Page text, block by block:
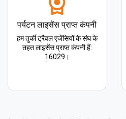
पर्यटन लाइसेंस प्राप्त कंपनी
हम तुर्की ट्रैवल एजेंसियों के संघ के
तहत लाइसेंस प्राप्त कंपनी हैं:
16029।